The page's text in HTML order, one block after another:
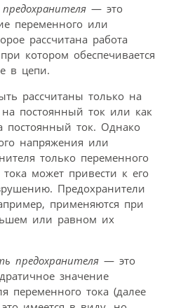
— это
переменного или
рассчитана работа
котором обеспечивается
в цепи.
рассчитаны только на
постоянный ток или как
ток. Однако
напряжения или
только переменного
может привести к его
Предохранители
применяются при
или равном их
предохранителя — это
значение
переменного тока (далее